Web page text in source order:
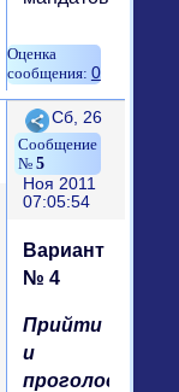
0
Поделиться
5
Сб, 26
Ноя 2011
07:05:54
Вариант
№ 4
Прийти
и